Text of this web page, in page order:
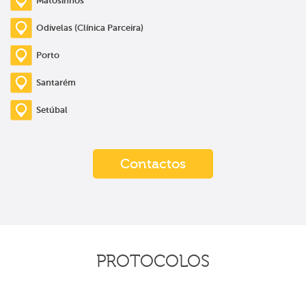
Odivelas (Clínica Parceira)
Porto
Santarém
Setúbal
Contactos
PROTOCOLOS